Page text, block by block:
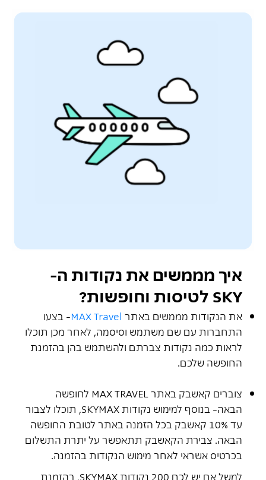
איך מממשים את נקודות ה-
SKY לטיסות וחופשות?
את הנקודות מממשים באתר MAX Travel- בצעו
התחברות עם שם משתמש וסיסמה, לאחר מכן תוכלו
לראות כמה נקודות צברתם ולהשתמש בהן בהזמנת
החופשה שלכם.
צוברים קאשבק באתר MAX TRAVEL לחופשה
הבאה- בנוסף למימוש נקודות SKYMAX, תוכלו לצבור
עד 10% קאשבק בכל הזמנה באתר לטובת החופשה
הבאה. צבירת הקאשבק תתאפשר על יתרת התשלום
בכרטיס אשראי לאחר מימוש הנקודות בהזמנה.
למשל אם יש לכם 200 נקודות SKYMAX, בהזמנת